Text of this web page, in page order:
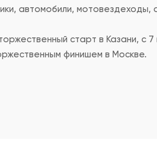
автомобили,
старт в Казани, с
финишем в Москве.